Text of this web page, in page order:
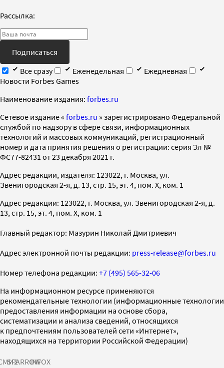
Рассылка:
Подписаться
Все сразу
Еженедельная
Ежедневная
Новости Forbes Games
Наименование издания: forbes.ru
Cетевое издание « forbes.ru » зарегистрировано Федеральной
службой по надзору в сфере связи, информационных
технологий и массовых коммуникаций, регистрационный
номер и дата принятия решения о регистрации: серия Эл №
ФС77-82431 от 23 декабря 2021 г.
Адрес редакции, издателя: 123022, г. Москва, ул.
Звенигородская 2-я, д. 13, стр. 15, эт. 4, пом. X, ком. 1
Адрес редакции: 123022, г. Москва, ул. Звенигородская 2-я, д.
13, стр. 15, эт. 4, пом. X, ком. 1
Главный редактор: Мазурин Николай Дмитриевич
Адрес электронной почты редакции: press-release@forbes.ru
Номер телефона редакции: +7 (495) 565-32-06
На информационном ресурсе применяются
рекомендательные технологии (информационные технологии
предоставления информации на основе сбора,
систематизации и анализа сведений, относящихся
к предпочтениям пользователей сети «Интернет»,
находящихся на территории Российской Федерации)
SPARROWINFOX